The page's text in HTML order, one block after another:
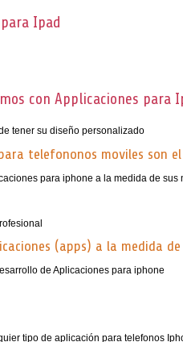
con Applicaciones para
tener su diseño personalizado
telefononos moviles son
(apps) a la medida de
tipo de aplicación para telefonos